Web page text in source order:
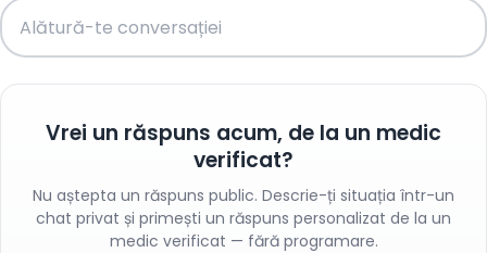
Vrei un răspuns acum, de la un medic
verificat?
Nu aștepta un răspuns public. Descrie-ți situația într-un
chat privat și primești un răspuns personalizat de la un
medic verificat — fără programare.